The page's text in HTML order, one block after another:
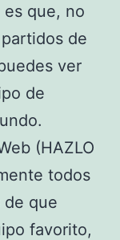
es que, no
de
ver
de
(HAZLO
todos
de que
favorito,